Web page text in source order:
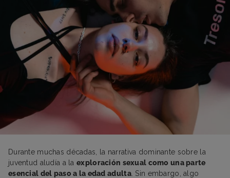
Durante muchas décadas, la narrativa dominante sobre la
juventud aludía a laexploración sexual como una parte
esencial del paso a la edad adulta. Sin embargo, algo